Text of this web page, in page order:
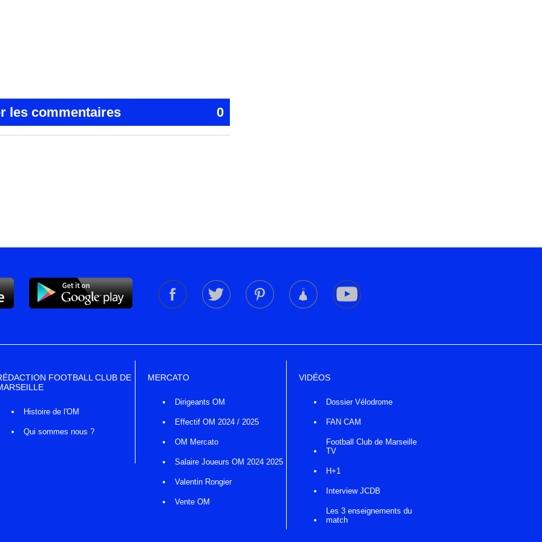
les commentaires 0
FOOTBALL CLUB DE
Histoire de l'OM
Qui sommes nous ?
MERCATO
Dirigeants OM
Effectif OM 2024 / 2025
OM Mercato
Salaire Joueurs OM 2024 2025
Valentin Rongier
Vente OM
VIDÉOS
Dossier Vélodrome
FAN CAM
Football Club de Marseille
TV
H+1
Interview JCDB
Les 3 enseignements du
match